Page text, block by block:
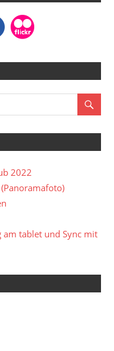
2022
am tablet und Sync mit